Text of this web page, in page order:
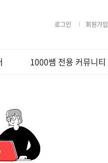
로그인 회원가입
법
업설
1000쌤 전용 커뮤니티